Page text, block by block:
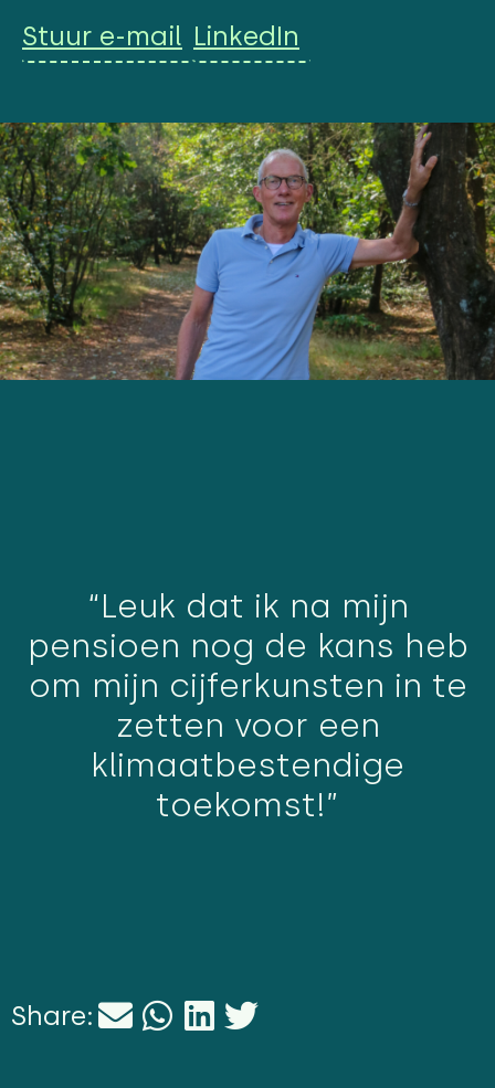
Stuur e-mail LinkedIn
“Leuk dat ik na mijn
pensioen nog de kans heb
om mijn cijferkunsten in te
zetten voor een
klimaatbestendige
toekomst!”
Share: